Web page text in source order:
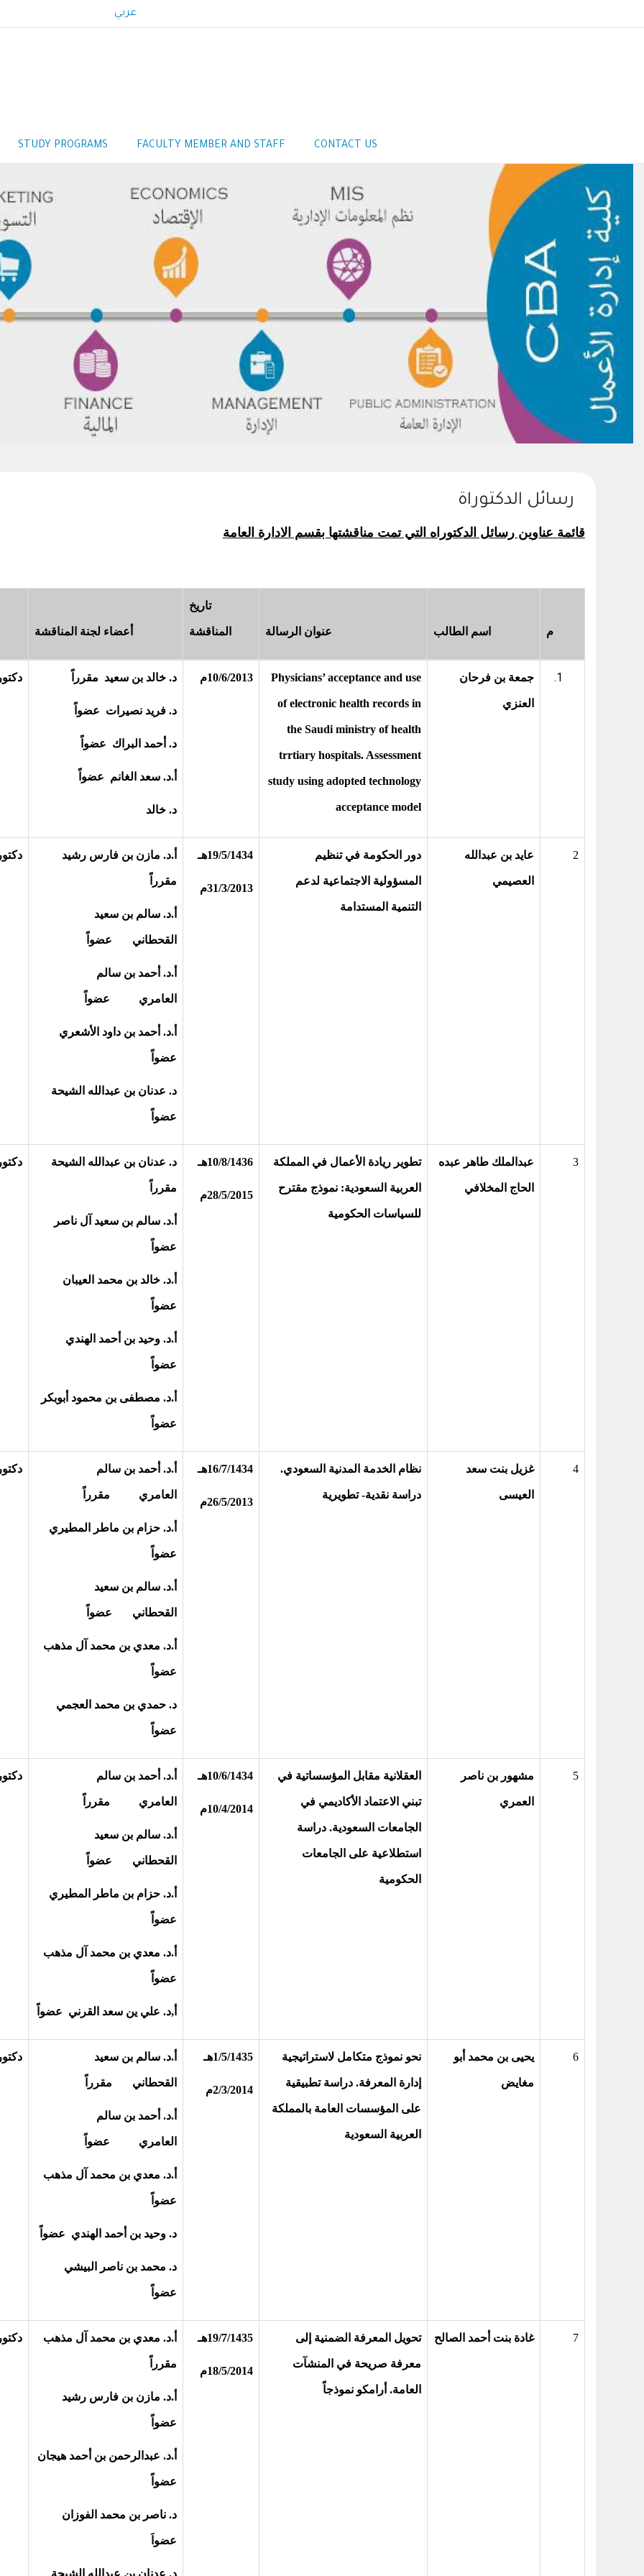
عربي
STUDY PROGRAMS FACULTY MEMBER AND STAFF CONTACT US
رسائل الدكتوراة
قائمة عناوين رسائل الدكتوراه التي تمت مناقشتها بقسم الادارة العامة
م اسم الطالب عنوان الرسالة
تاريخ
المناقشة أعضاء لجنة المناقشة
جمعة بن فرحان
العنزي
Physicians’ acceptance and use
of electronic health records in
the Saudi ministry of health
trrtiary hospitals. Assessment
study using adopted technology
acceptance model
10/6/2013م د. خالد بن سعيد مقرراً
د. فريد نصيرات عضواً
د. أحمد البراك عضواً
أ.د. سعد الغانم عضواً
د. خالد
2 عايد بن عبدالله
العصيمي
دور الحكومة في تنظيم
المسؤولية الاجتماعية لدعم
التنمية المستدامة
19/5/1434هـ
31/3/2013م
أ.د. مازن بن فارس رشيد
مقرراً
أ.د. سالم بن سعيد
القحطاني عضواً
أ.د. أحمد بن سالم
العامري عضواً
أ.د. أحمد بن داود الأشعري
عضواً
د. عدنان بن عبدالله الشيحة
عضواً
3 عبدالملك طاهر عبده
الحاج المخلافي
تطوير ريادة الأعمال في المملكة
العربية السعودية: نموذج مقترح
للسياسات الحكومية
10/8/1436هـ
28/5/2015م
د. عدنان بن عبدالله الشيحة
مقرراً
أ.د. سالم بن سعيد آل ناصر
عضواً
أ.د. خالد بن محمد العيبان
عضواً
أ.د. وحيد بن أحمد الهندي
عضواً
أ.د. مصطفى بن محمود أبوبكر
عضواً
4 غزيل بنت سعد
العيسى
نظام الخدمة المدنية السعودي.
دراسة نقدية- تطويرية
16/7/1434هـ
26/5/2013م
أ.د. أحمد بن سالم
العامري مقرراً
أ.د. حزام بن ماطر المطيري
عضواً
أ.د. سالم بن سعيد
القحطاني عضواً
أ.د. معدي بن محمد آل مذهب
عضواً
د. حمدي بن محمد العجمي
عضواً
5 مشهور بن ناصر
العمري
العقلانية مقابل المؤسساتية في
تبني الاعتماد الأكاديمي في
الجامعات السعودية. دراسة
استطلاعية على الجامعات
الحكومية
10/6/1434هـ
10/4/2014م
أ.د. أحمد بن سالم
العامري مقرراً
أ.د. سالم بن سعيد
القحطاني عضواً
أ.د. حزام بن ماطر المطيري
عضواً
أ.د. معدي بن محمد آل مذهب
عضواً
أ,د. علي ين سعد القرني عضواً
6 يحيى بن محمد أبو
مغايض
نحو نموذج متكامل لاستراتيجية
إدارة المعرفة. دراسة تطبيقية
على المؤسسات العامة بالمملكة
العربية السعودية
1/5/1435هـ
2/3/2014م
أ.د. سالم بن سعيد
القحطاني مقرراً
أ.د. أحمد بن سالم
العامري عضواً
أ.د. معدي بن محمد آل مذهب
عضواً
د. وحيد بن أحمد الهندي عضواً
د. محمد بن ناصر البيشي
عضواً
7 غادة بنت أحمد الصالح تحويل المعرفة الضمنية إلى
معرفة صريحة في المنشآت
العامة. أرامكو نموذجاً
19/7/1435هـ
18/5/2014م
أ.د. معدي بن محمد آل مذهب
مقرراً
أ.د. مازن بن فارس رشيد
عضواً
أ.د. عبدالرحمن بن أحمد هيجان
عضواً
د. ناصر بن محمد الفوزان
عضواَ